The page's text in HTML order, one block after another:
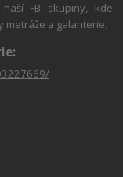
FB skupiny, kde
metráže a galanterie.